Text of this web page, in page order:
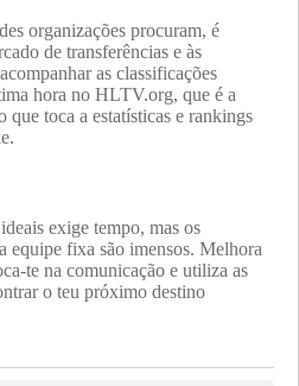
organizações procuram, é
de transferências e às
as classificações
hora no HLTV.org, que é a
toca a estatísticas e rankings
exige tempo, mas os
equipe fixa são imensos. Melhora
te na comunicação e utiliza as
o teu próximo destino